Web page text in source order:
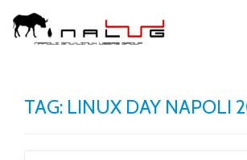
Skip
TAG: LINUX DAY NAPOLI